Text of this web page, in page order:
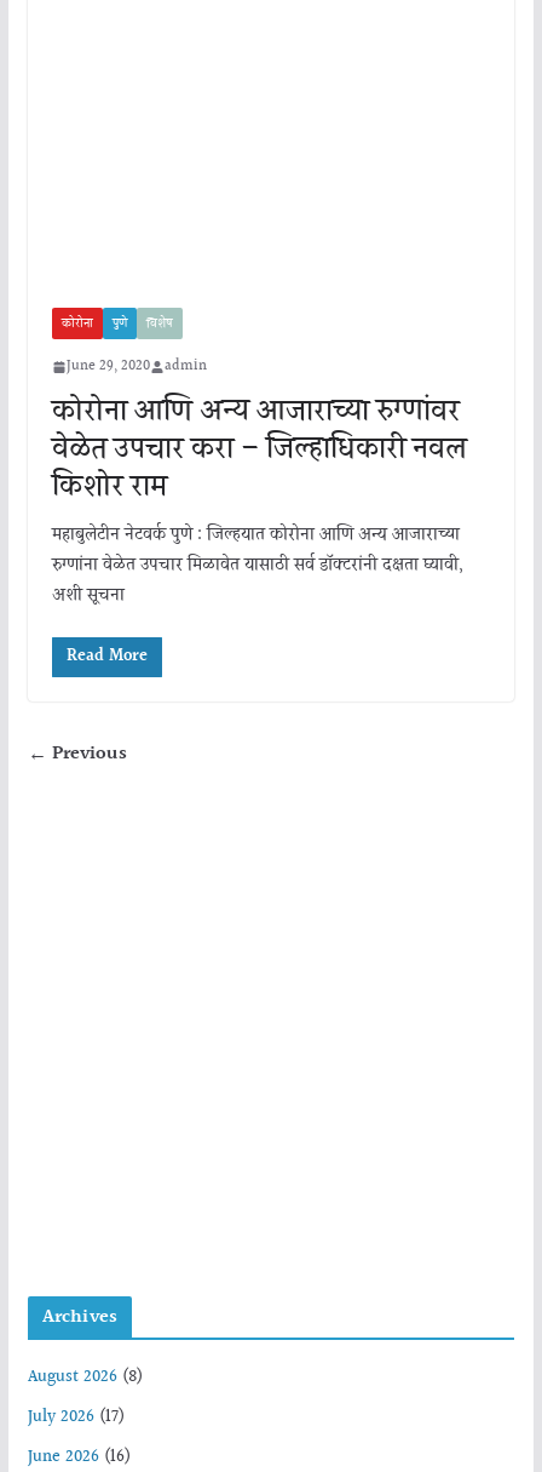
कोरोना पुणे विशेष
June 29, 2020 admin
कोरोना आणि अन्य आजाराच्या रुग्णांवर
वेळेत उपचार करा – जिल्हाधिकारी नवल
किशोर राम
महाबुलेटीन नेटवर्क पुणे : जिल्हयात कोरोना आणि अन्य आजाराच्या
रुग्णांना वेळेत उपचार मिळावेत यासाठी सर्व डॉक्टरांनी दक्षता घ्यावी,
अशी सूचना
Read More
← Previous
Archives
August 2026(8)
July 2026(17)
June 2026(16)